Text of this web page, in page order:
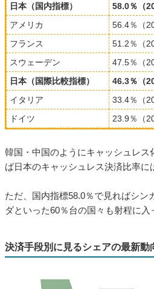
日本（国内指標）
58.0％（
アメリカ
56.4％（
フランス
51.2％（
スウェーデン
47.5％（
日本（国際比較指標）
46.3％（
イタリア
33.4％（
ドイツ
23.9％（
韓国・中国のようにキャッシュレス
ば日本のキャッシュレス決済比率に
ただ、国内指標58.0％で見ればシン
ダといった60％台の国々も射程に入
決済手段別に見るシェアの最新動